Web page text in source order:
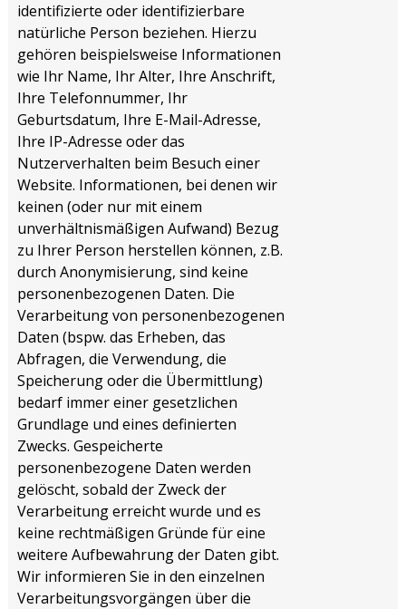
identifizierte oder identifizierbare
natürliche Person beziehen. Hierzu
gehören beispielsweise Informationen
wie Ihr Name, Ihr Alter, Ihre Anschrift,
Ihre Telefonnummer, Ihr
Geburtsdatum, Ihre E-Mail-Adresse,
Ihre IP-Adresse oder das
Nutzerverhalten beim Besuch einer
Website. Informationen, bei denen wir
keinen (oder nur mit einem
unverhältnismäßigen Aufwand) Bezug
zu Ihrer Person herstellen können, z.B.
durch Anonymisierung, sind keine
personenbezogenen Daten. Die
Verarbeitung von personenbezogenen
Daten (bspw. das Erheben, das
Abfragen, die Verwendung, die
Speicherung oder die Übermittlung)
bedarf immer einer gesetzlichen
Grundlage und eines definierten
Zwecks. Gespeicherte
personenbezogene Daten werden
gelöscht, sobald der Zweck der
Verarbeitung erreicht wurde und es
keine rechtmäßigen Gründe für eine
weitere Aufbewahrung der Daten gibt.
Wir informieren Sie in den einzelnen
Verarbeitungsvorgängen über die